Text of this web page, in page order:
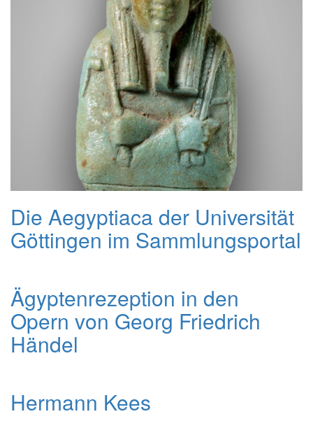
Die Aegyptiaca der Universität
Göttingen im Sammlungsportal
Ägyptenrezeption in den
Opern von Georg Friedrich
Händel
Hermann Kees